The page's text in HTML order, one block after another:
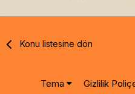
Konu listesine dön
Tema Gizlilik